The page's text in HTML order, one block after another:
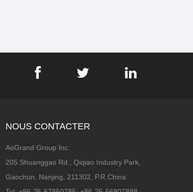
NOUS CONTACTER
AoGrand Group Inc.
205 Shuanggao Rd., Qiqiao Industry Park,
Gaochun, Nanjing, 211302, P.R.China